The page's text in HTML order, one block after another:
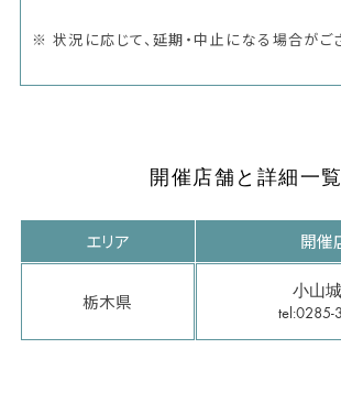
※ 状況に応じて、延期・中止になる場合がご
開催店舗と詳細一覧
エリア 開催
栃木県
小山
tel:0285-